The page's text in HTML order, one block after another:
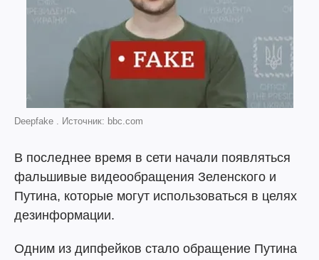
Deepfake . Источник: bbc.com
В последнее время в сети начали появляться
фальшивые видеообращения Зеленского и
Путина, которые могут использоваться в целях
дезинформации.
Одним из дипфейков стало обращение Путина